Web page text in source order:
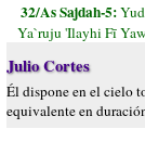
32/As Sajdah-5:
Ya`ruju 'Ilayhi Fī
Julio Cortes
Él dispone en el cielo
equivalente en